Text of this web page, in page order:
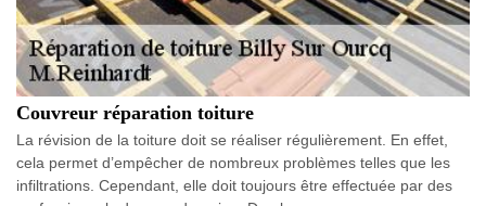
Couvreur réparation toiture
La révision de la toiture doit se réaliser régulièrement. En effet,
cela permet d’empêcher de nombreux problèmes telles que les
infiltrations. Cependant, elle doit toujours être effectuée par des